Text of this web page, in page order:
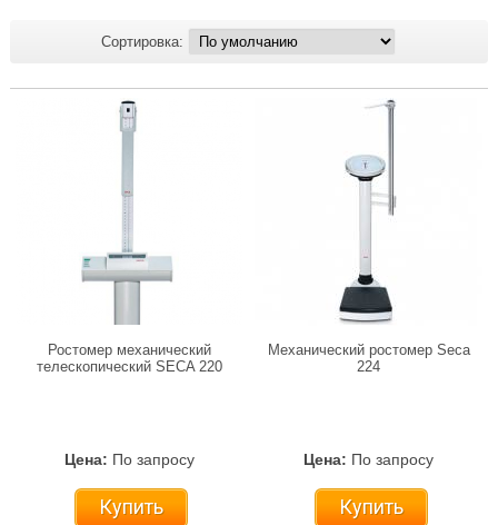
Сортировка:
Ростомер механический
телескопический SECA 220
Цена: По запросу
Купить
Механический ростомер Seca
224
Цена: По запросу
Купить